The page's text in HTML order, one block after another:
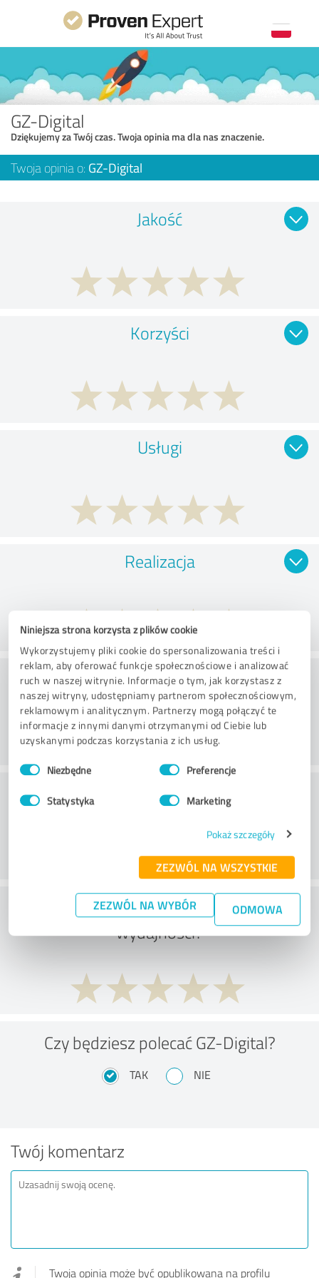
Niniejsza strona korzysta z plików cookie
Wykorzystujemy pliki cookie do spersonalizowania treści i
reklam, aby oferować funkcje społecznościowe i analizować
ruch w naszej witrynie. Informacje o tym, jak korzystasz z
naszej witryny, udostępniamy partnerom społecznościowym,
reklamowym i analitycznym. Partnerzy mogą połączyć te
informacje z innymi danymi otrzymanymi od Ciebie lub
uzyskanymi podczas korzystania z ich usług.
Wybór
zgody Niezbędne Preferencje
Statystyka Marketing
Pokaż szczegóły
ZEZWÓL NA WSZYSTKIE
ZEZWÓL NA WYBÓR ODMOWA
GZ-Digital
Dziękujemy za Twój czas. Twoja opinia ma dla nas znaczenie.
Twoja opinia o: GZ-Digital
Jakość
Korzyści
Usługi
Realizacja
Doradztwo
Obsługa klienta
Co sądzisz o stosunku ceny do
wydajności?
Czy będziesz polecać GZ-Digital?
TAK NIE
Twój komentarz
Twoja opinia może być opublikowana na profilu